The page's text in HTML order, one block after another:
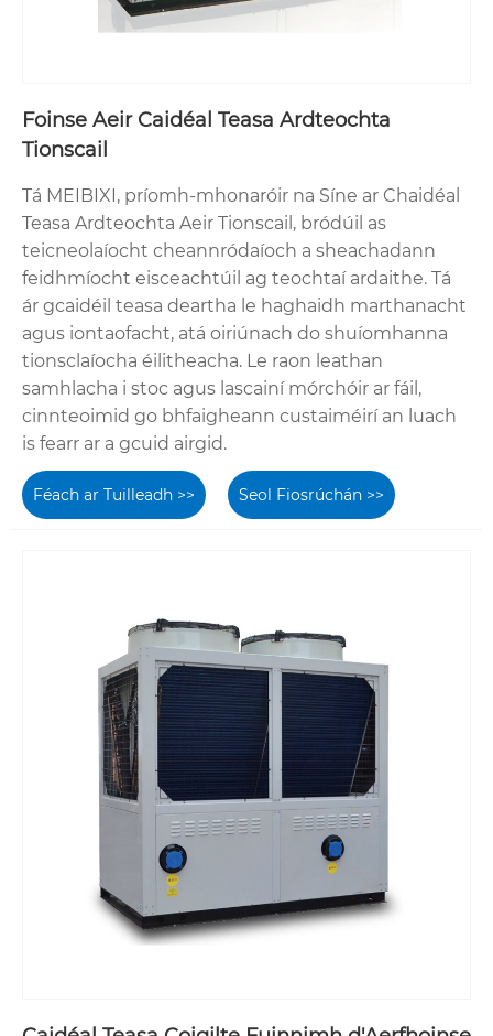
Foinse Aeir Caidéal Teasa Ardteochta
Tionscail
Tá MEIBIXI, príomh-mhonaróir na Síne ar Chaidéal
Teasa Ardteochta Aeir Tionscail, bródúil as
teicneolaíocht cheannródaíoch a sheachadann
feidhmíocht eisceachtúil ag teochtaí ardaithe. Tá
ár gcaidéil teasa deartha le haghaidh marthanacht
agus iontaofacht, atá oiriúnach do shuíomhanna
tionsclaíocha éilitheacha. Le raon leathan
samhlacha i stoc agus lascainí mórchóir ar fáil,
cinnteoimid go bhfaigheann custaiméirí an luach
is fearr ar a gcuid airgid.
Féach ar Tuilleadh >> Seol Fiosrúchán >>